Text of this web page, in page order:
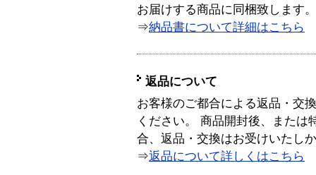
お届けする商品に同梱致します。
⇒納品書について詳細はこちら
返品について
お客様のご都合による返品・交
ください。 商品開封後、または
合、返品・交換はお受けいたし
⇒返品について詳しくはこちら